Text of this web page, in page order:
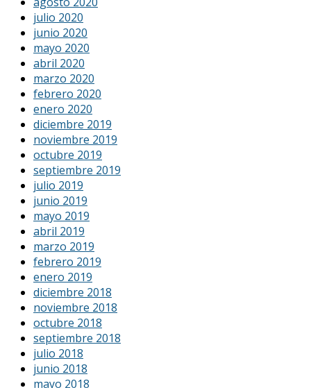
julio 2020
junio 2020
mayo 2020
abril 2020
marzo 2020
febrero 2020
enero 2020
diciembre 2019
noviembre 2019
octubre 2019
septiembre 2019
julio 2019
junio 2019
mayo 2019
abril 2019
marzo 2019
febrero 2019
enero 2019
diciembre 2018
noviembre 2018
octubre 2018
septiembre 2018
julio 2018
junio 2018
mayo 2018